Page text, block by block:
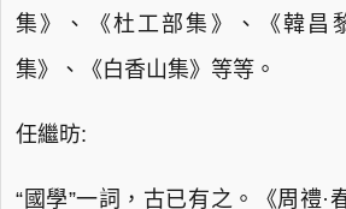
集》、《杜工部集》、《韓昌
集》、《白香山集》等等。
任繼昉:
“國學”一詞，古已有之。《周禮·